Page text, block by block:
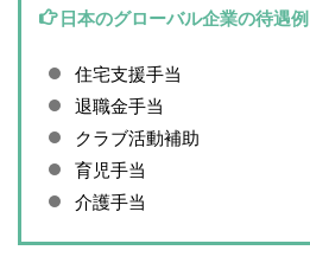
日本のグローバル企業の待遇例
住宅支援手当
退職金手当
クラブ活動補助
育児手当
介護手当